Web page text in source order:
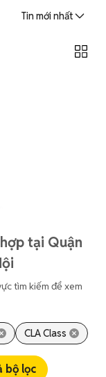
Tin mới nhất
tại Quận
tìm kiếm để xem
CLA Class
bộ lọc